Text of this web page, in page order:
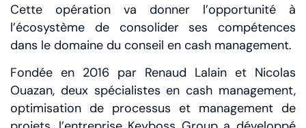
Cette opération va donner l’opportunité à
l’écosystème de consolider ses compétences
dans le domaine du conseil en cash management.
Fondée en 2016 par Renaud Lalain et Nicolas
Ouazan, deux spécialistes en cash management,
optimisation de processus et management de